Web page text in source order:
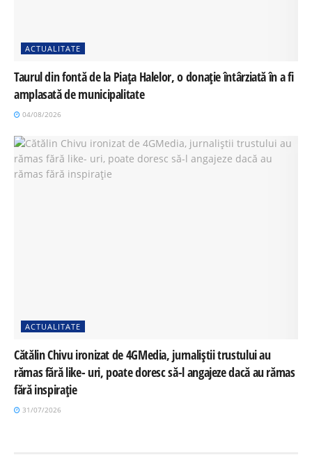
ACTUALITATE
Taurul din fontă de la Piața Halelor, o donație întârziată în a fi
amplasată de municipalitate
04/08/2026
ACTUALITATE
Cătălin Chivu ironizat de 4GMedia, jurnaliștii trustului au
rămas fără like- uri, poate doresc să-l angajeze dacă au rămas
fără inspirație
31/07/2026